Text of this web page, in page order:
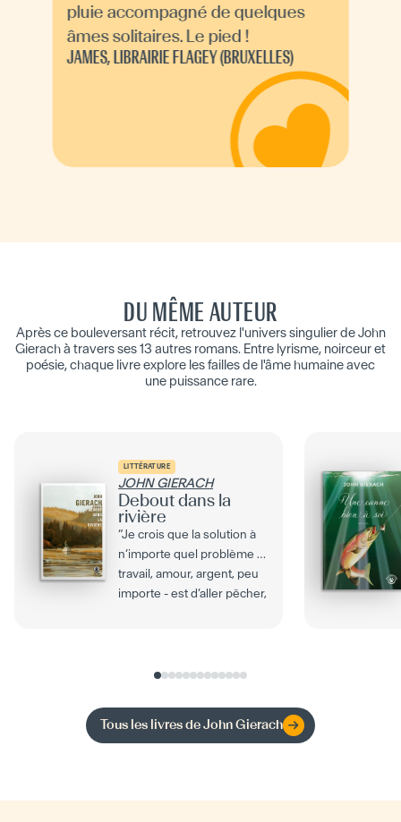
pluie accompagné de quelques
âmes solitaires. Le pied !
JAMES, LIBRAIRIE FLAGEY (BRUXELLES)
DU MÊME AUTEUR
Après ce bouleversant récit, retrouvez l'univers singulier de John
Gierach à travers ses 13 autres romans. Entre lyrisme, noirceur et
poésie, chaque livre explore les failles de l'âme humaine avec
une puissance rare.
LITTÉRATURE
JOHN GIERACH
Debout dans la
rivière
”Je crois que la solution à
n’importe quel problème -
travail, amour, argent, peu
importe - est d’aller pêcher,
Tous les livres deJohn Gierach